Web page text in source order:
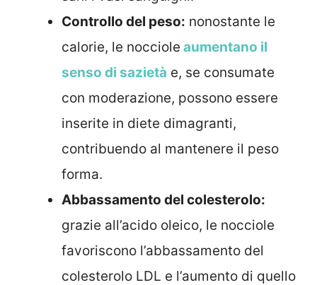
Controllo del peso: nonostante le
calorie, le nocciole aumentano il
senso di sazietà e, se consumate
con moderazione, possono essere
inserite in diete dimagranti,
contribuendo al mantenere il peso
forma.
Abbassamento del colesterolo:
grazie all’acido oleico, le nocciole
favoriscono l’abbassamento del
colesterolo LDL e l’aumento di quello